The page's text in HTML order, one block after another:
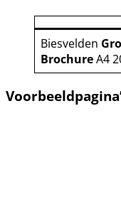
Biesvelden
BrochureA4